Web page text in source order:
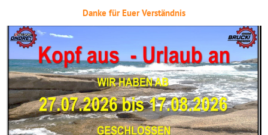
Danke für Euer Verständnis